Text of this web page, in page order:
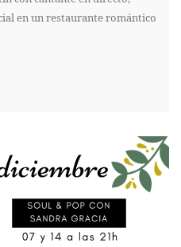
en un restaurante romántico